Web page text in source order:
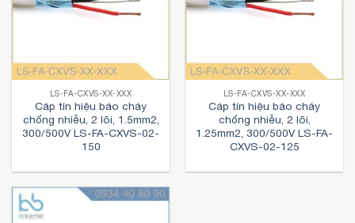
LS-FA-CXVS-XX-XXX
Cáp tín hiệu báo cháy
chống nhiễu, 2 lõi, 1.5mm2,
300/500V LS-FA-CXVS-02-
150
LS-FA-CXVS-XX-XXX
Cáp tín hiệu báo cháy
chống nhiễu, 2 lõi,
1.25mm2, 300/500V LS-FA-
CXVS-02-125